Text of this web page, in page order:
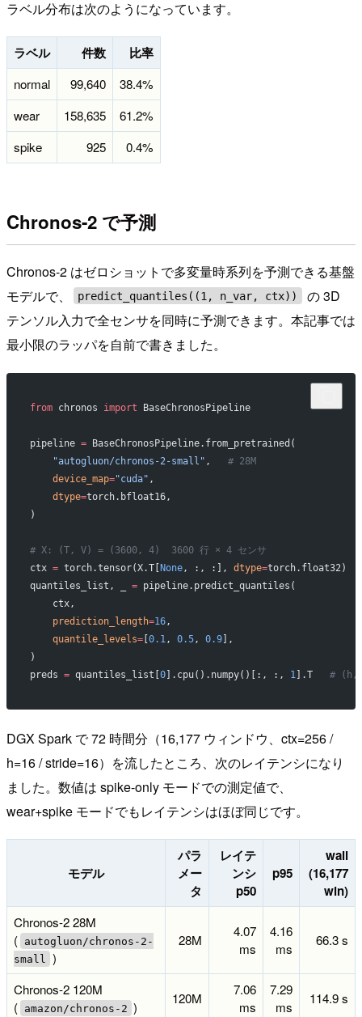
ラベル分布は次のようになっています。
ラベル 件数 比率
normal 99,640
38.4%
wear
158,635
61.2%
spike
925 0.4%
Chronos-2 で予測
Chronos-2 はゼロショットで多変量時系列を予測できる基盤
モデルで、
predict_quantiles((1, n_var, ctx))
の 3D
テンソル入力で全センサを同時に予測できます。本記事では
最小限のラッパを自前で書きました。
from chronos import BaseChronosPipeline
pipeline = BaseChronosPipeline.from_pretrained(
    "autogluon/chronos-2-small"
, # 28M
    device_map
="cuda" ,
    dtype
=torch.bfloat16,
)
# X: (T, V) = (3600, 4)  3600 行 × 4 センサ
ctx = torch.tensor(X.T[ None, :, :], dtype=torch.float32)
quantiles_list, _ = pipeline.predict_quantiles(
    ctx,
    prediction_length
=16,
    quantile_levels
=[ 0.1, 0.5, 0.9],
)
preds = quantiles_list[ 0].cpu().numpy()[:, :, 1].T # (h,
DGX Spark で 72 時間分（16,177 ウィンドウ、ctx=256 /
h=16 / stride=16）を流したところ、次のレイテンシになり
ました。数値は spike-only モードでの測定値で、
wear+spike モードでもレイテンシはほぼ同じです。
モデル
パラ
メー
タ
レイテ
ンシ
p50
p95
wall
(16,177
win)
Chronos-2 28M
( autogluon/chronos-2-
small
)
28M
4.07
ms
4.16
ms
66.3 s
Chronos-2 120M
( amazon/chronos-2 )
120M
7.06
ms
7.29
ms
114.9 s